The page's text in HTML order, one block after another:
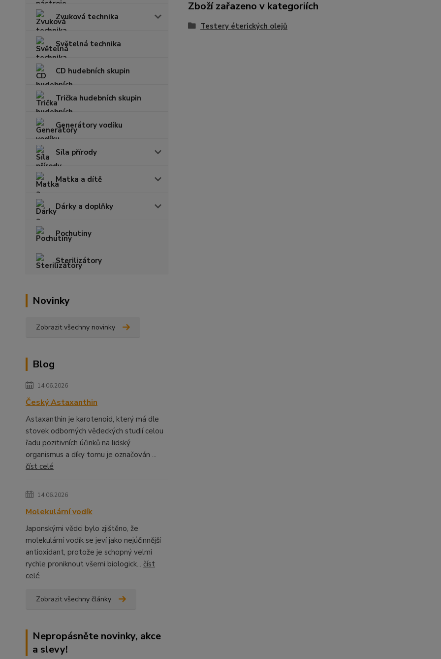
Zvuková technika
Světelná technika
CD hudebních skupin
Trička hudebních skupin
Generátory vodíku
Síla přírody
Matka a dítě
Dárky a doplňky
Pochutiny
Sterilizátory
Novinky
Zobrazit všechny novinky
Blog
14.06.2026
Český Astaxanthin
Astaxanthin je karotenoid, který má dle
stovek odborných vědeckých studií celou
řadu pozitivních účinků na lidský
organismus a díky tomu je označován ...
číst celé
14.06.2026
Molekulární vodík
Japonskými vědci bylo zjištěno, že
molekulární vodík se jeví jako nejúčinnější
antioxidant, protože je schopný velmi
rychle proniknout všemi biologick... číst
celé
Zobrazit všechny články
Nepropásněte novinky, akce
a slevy!
Zboží zařazeno v kategoriích
Testery éterických olejů